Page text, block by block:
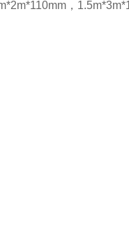
，